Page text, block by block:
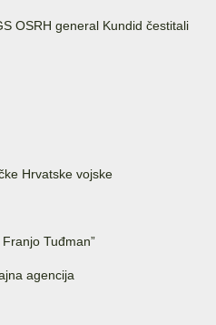
OSRH general Kundid čestitali
Hrvatske vojske
Tuđman”
agencija